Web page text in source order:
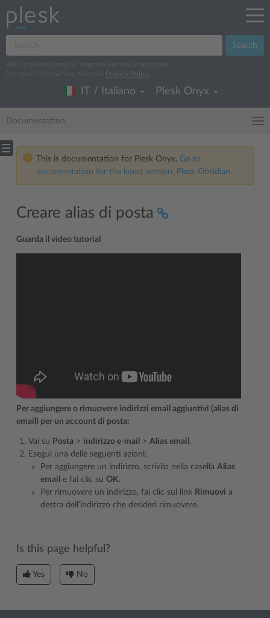
Search
We log search terms to improve our documentation.
For more information, read our
Privacy Policy
IT / Italiano Plesk Onyx
Documentation
This is documentation for Plesk Onyx. Go to
documentation for the latest version, Plesk Obsidian.
Creare alias di posta
Guarda il video tutorial
Per aggiungere o rimuovere indirizzi email aggiuntivi (alias di
email) per un account di posta:
Vai su Posta > indirizzo e-mail > Alias email .
Esegui una delle seguenti azioni:
Per aggiungere un indirizzo, scrivilo nella casella Alias
email e fai clic su OK.
Per rimuovere un indirizzo, fai clic sul link Rimuovi a
destra dell’indirizzo che desideri rimuovere.
Is this page helpful?
Yes No